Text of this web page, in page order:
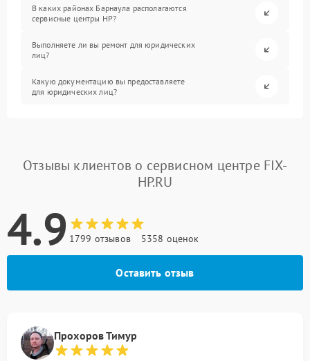
В каких районах Барнаула располагаются
сервисные центры HP?
Выполняете ли вы ремонт для юридических
лиц?
Какую документацию вы предоставляете
для юридических лиц?
Отзывы клиентов о сервисном центре FIX-
HP.RU
4.9 1799 отзывов 5358 оценок
Оставить отзыв
Прохоров Тимур